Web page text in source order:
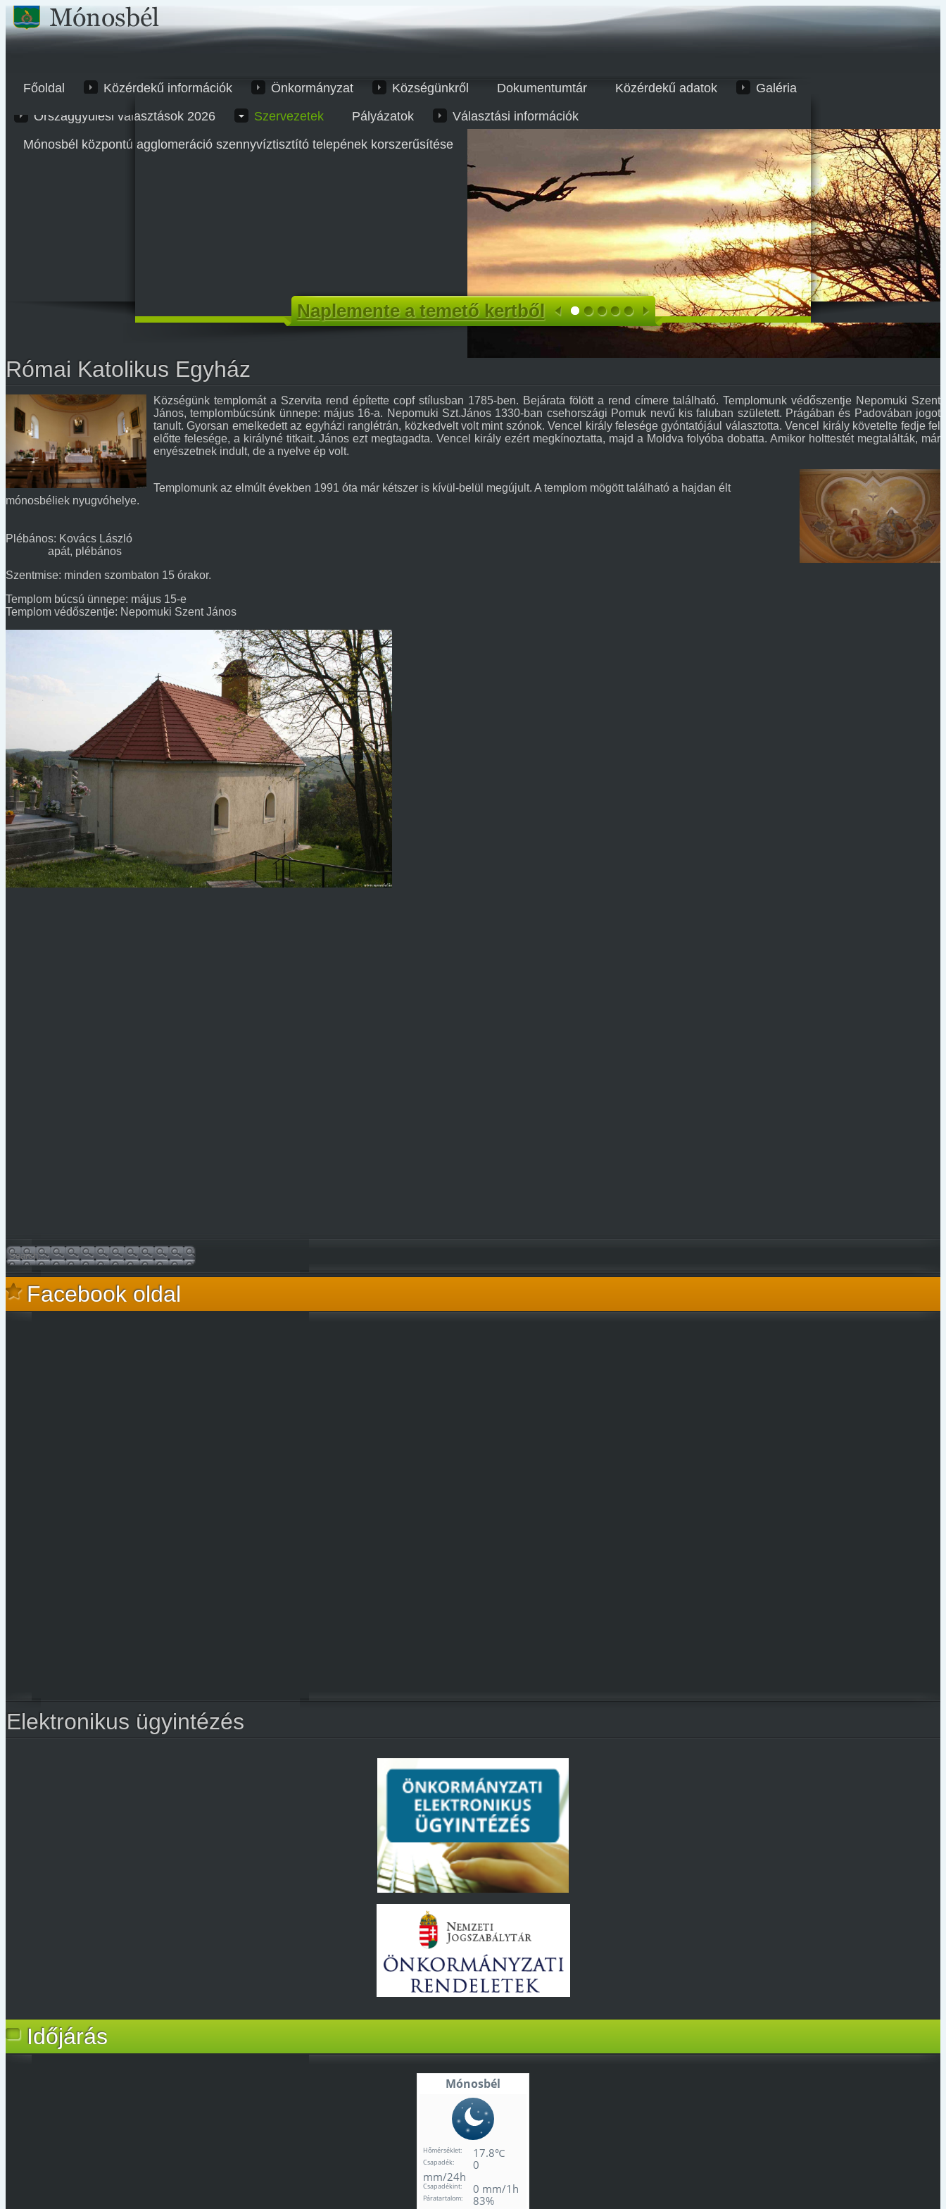
Főoldal Közérdekű információk Önkormányzat Községünkről Dokumentumtár Közérdekű adatok
Galéria
Országgyűlési választások 2026
Szervezetek Pályázatok
Választási információk
Mónosbél központú agglomeráció szennyvíztisztító telepének korszerűsítése
Naplemente a temető kertből
Római Katolikus Egyház
Községünk templomát a Szervita rend építette copf stílusban 1785-ben. Bejárata fölött a rend címere található. Templomunk védőszentje Nepomuki Szent
János, templombúcsúnk ünnepe: május 16-a. Nepomuki Szt.János 1330-ban csehországi Pomuk nevű kis faluban született. Prágában és Padovában jogot
tanult. Gyorsan emelkedett az egyházi ranglétrán, közkedvelt volt mint szónok. Vencel király felesége gyóntatójául választotta. Vencel király követelte fedje fel
előtte felesége, a királyné titkait. János ezt megtagadta. Vencel király ezért megkínoztatta, majd a Moldva folyóba dobatta. Amikor holttestét megtalálták, már
enyészetnek indult, de a nyelve ép volt.
Templomunk az elmúlt években 1991 óta már kétszer is kívül-belül megújult. A templom mögött található a hajdan élt
mónosbéliek nyugvóhelye.
Plébános: Kovács László
apát, plébános
Szentmise: minden szombaton 15 órakor.
Templom búcsú ünnepe: május 15-e
Templom védőszentje: Nepomuki Szent János
Facebook oldal
Elektronikus ügyintézés
Időjárás